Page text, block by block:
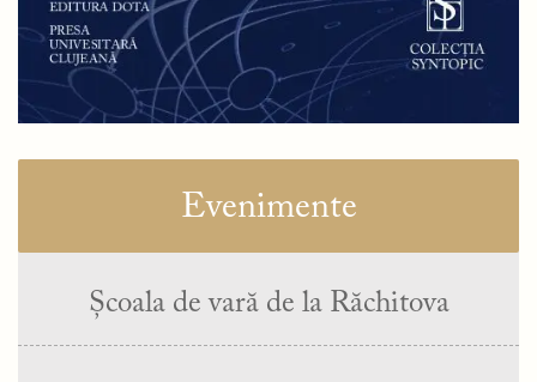
Evenimente
Școala de vară de la Răchitova